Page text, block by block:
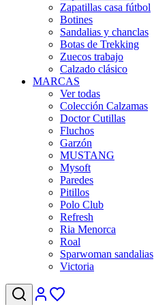
Zapatillas casa fútbol
Botines
Sandalias y chanclas
Botas de Trekking
Zuecos trabajo
Calzado clásico
MARCAS
Ver todas
Colección Calzamas
Doctor Cutillas
Fluchos
Garzón
MUSTANG
Mysoft
Paredes
Pitillos
Polo Club
Refresh
Ria Menorca
Roal
Sparwoman sandalias
Victoria